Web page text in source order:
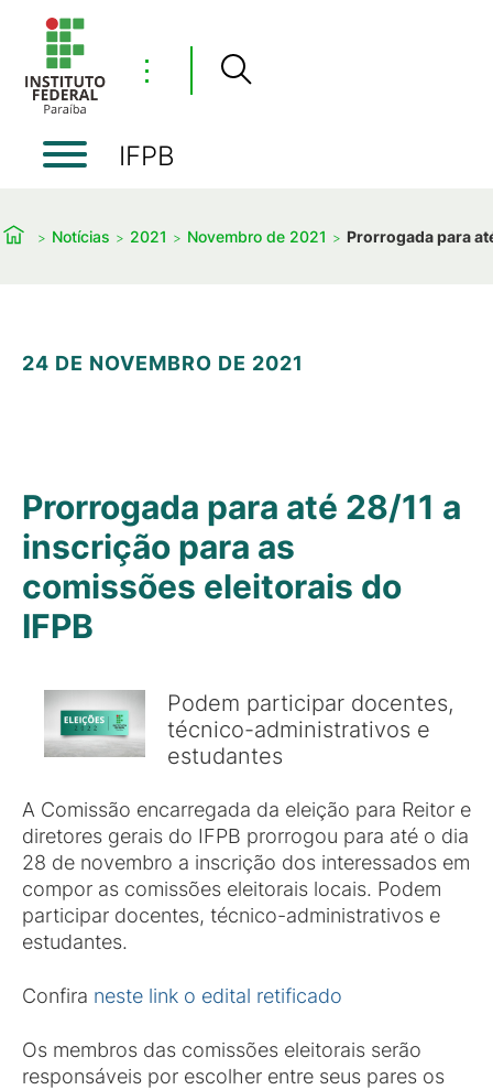
⋮
IFPB
Notícias 2021 Novembro de 2021 Prorrogada para
24 DE NOVEMBRO DE 2021
Prorrogada para até 28/11 a
inscrição para as
comissões eleitorais do
IFPB
Podem participar docentes,
técnico-administrativos e
estudantes
A Comissão encarregada da eleição para Reitor e
diretores gerais do IFPB prorrogou para até o dia
28 de novembro a inscrição dos interessados em
compor as comissões eleitorais locais. Podem
participar docentes, técnico-administrativos e
estudantes.
Confira neste link o edital retificado
Os membros das comissões eleitorais serão
responsáveis por escolher entre seus pares os